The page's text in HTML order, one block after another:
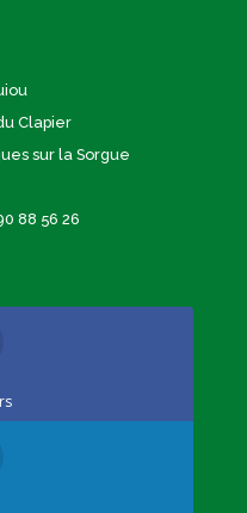
Clapier
sur la Sorgue
88 56 26